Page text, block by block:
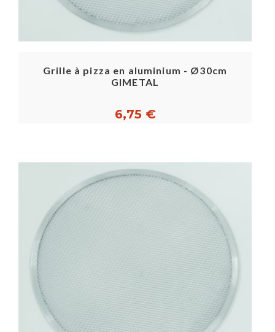
Grille à pizza en aluminium - Ø30cm
GIMETAL
6,75 €